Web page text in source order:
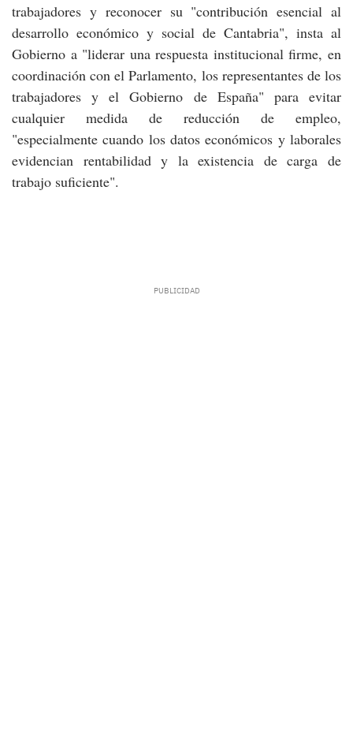
trabajadores y reconocer su "contribución esencial al
desarrollo económico y social de Cantabria", insta al
Gobierno a "liderar una respuesta institucional firme, en
coordinación con el Parlamento, los representantes de los
trabajadores y el Gobierno de España" para evitar
cualquier medida de reducción de empleo,
"especialmente cuando los datos económicos y laborales
evidencian rentabilidad y la existencia de carga de
trabajo suficiente".